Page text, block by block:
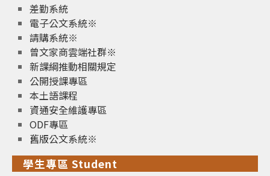
差勤系統
電子公文系統※
請購系統※
曾文家商雲端社群※
新課綱推動相關規定
公開授課專區
本土語課程
資通安全維護專區
ODF專區
舊版公文系統※
學生專區 Student